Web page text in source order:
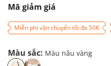
Mã giảm giá
Miễn phí vận chuyển tối đa 50K
Màu sắc: Màu nâu vàng